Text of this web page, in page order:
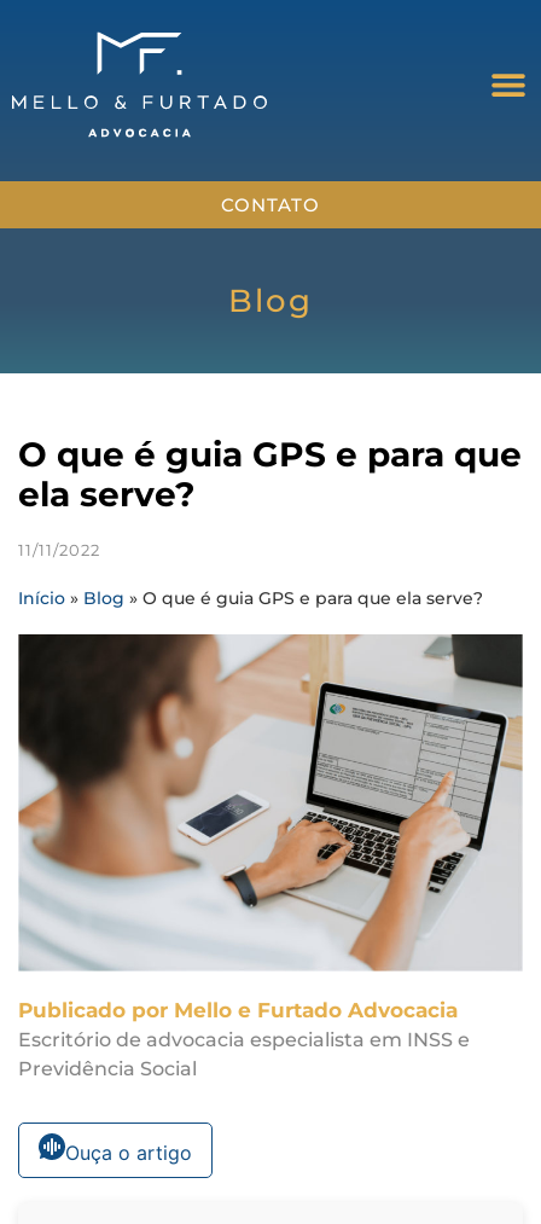
CONTATO
Blog
O que é guia GPS e para que
ela serve?
11/11/2022
Início » Blog » O que é guia GPS e para que ela serve?
Publicado por Mello e Furtado Advocacia
Escritório de advocacia especialista em INSS e
Previdência Social
Ouça o artigo